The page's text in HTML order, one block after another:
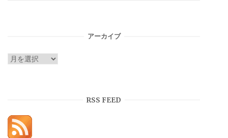
アーカイブ
ア
RSS FEED